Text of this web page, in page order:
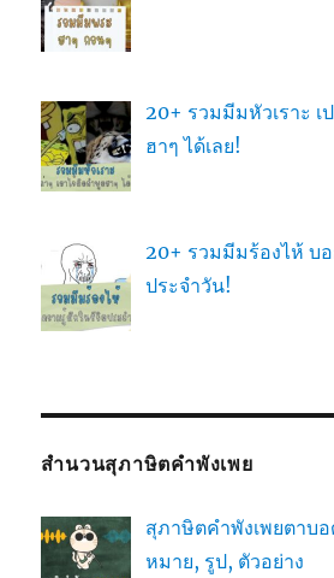
20+ รวมมีมหัวเราะ เ
ฮาๆ ได้เลย!
20+ รวมมีมร้องไห้ บ
ประจำวัน!
สำนวนสุภาษิตคำพังเพย
สุภาษิตคำพังเพยตาบ
หมาย, รูป, ตัวอย่าง